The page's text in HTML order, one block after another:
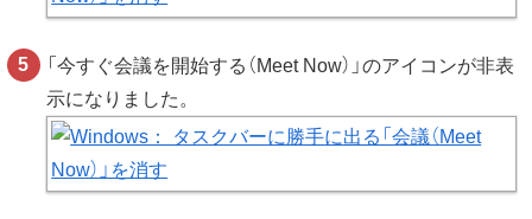
「今すぐ会議を開始する（Meet Now）」のアイコンが非表
示になりました。